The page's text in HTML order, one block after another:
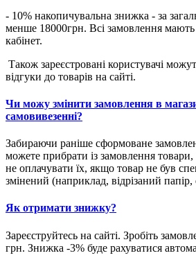
- 10% накопичувальна знижка - за
менше 18000грн. Всі замовлення мають
кабінет.
Також зареєстровані користувачі
відгуки до товарів на сайті.
Чи можу змінити замовлення в
самовивезенні?
Забираючи раніше сформоване
можете прибрати із замовлення товари,
не оплачувати їх, якщо товар не був
змінений (наприклад, відрізаний папір,
Як отримати знижку?
Зареєструйтесь на сайті. Зробіть
грн. Знижка -3% буде рахуватися